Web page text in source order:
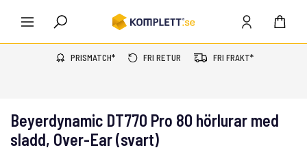
PRISMATCH* FRI RETUR FRI FRAKT*
Beyerdynamic DT770 Pro 80 hörlurar med
sladd, Over-Ear (svart)